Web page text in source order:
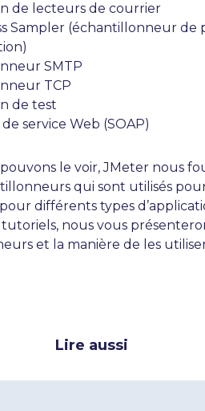
de lecteurs de courrier
Sampler (échantillonneur de
SMTP
TCP
de test
service Web (SOAP)
le voir, JMeter nous
qui sont utilisés
différents types
nous vous
et la manière de les
Lire aussi